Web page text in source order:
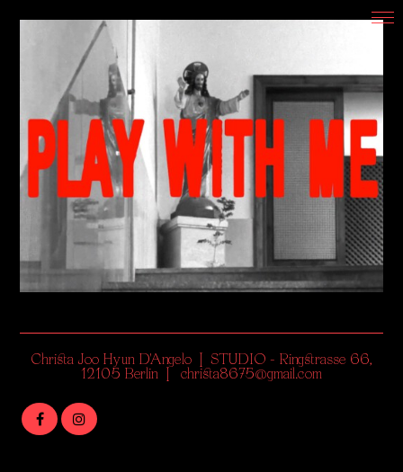
Christa Joo Hyun D'Angelo | STUDIO - Ringstrasse 66,
12105 Berlin | christa8675@gmail.com